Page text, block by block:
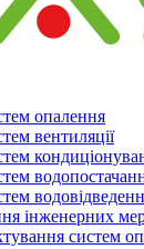
опалення
вентиляції
інженерних
систем